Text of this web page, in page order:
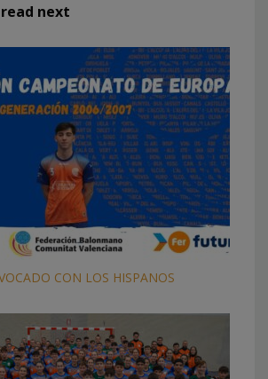
next
CON LOS HISPANOS